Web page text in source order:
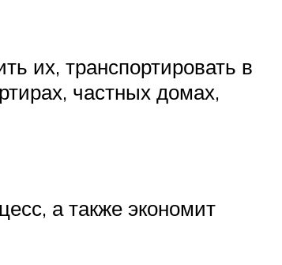
их, транспортировать в
частных домах,
а также экономит